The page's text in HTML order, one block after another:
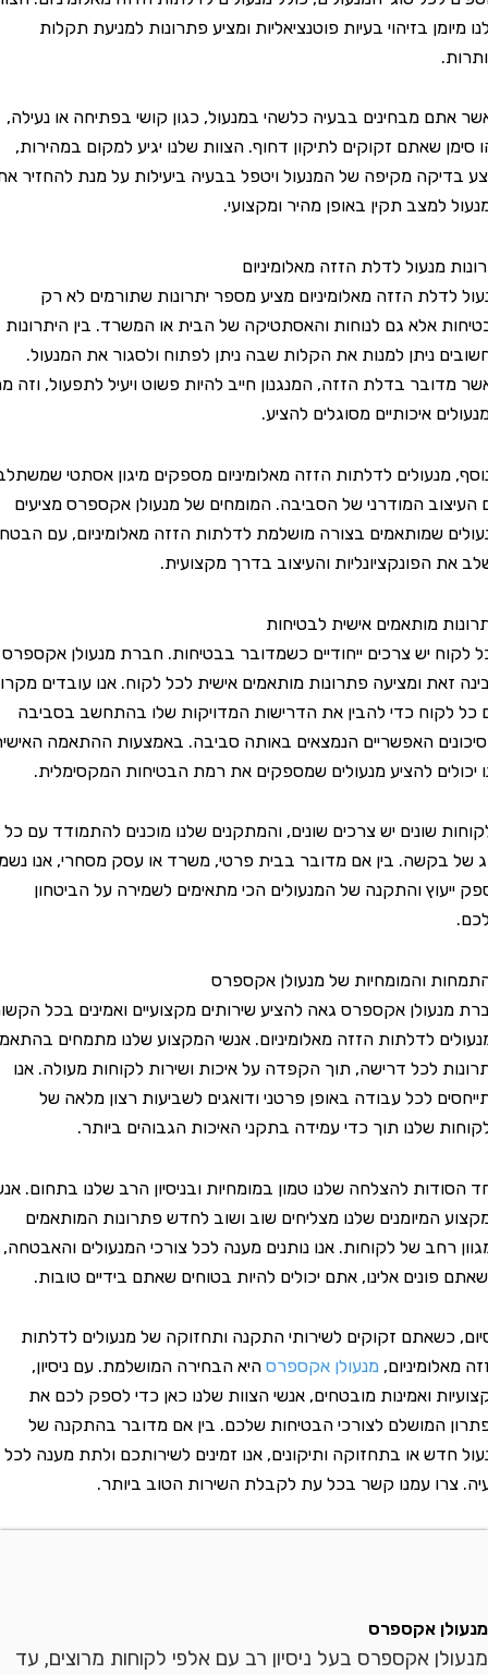
בזיהוי בעיות פוטנציאליות ומציע פתרונות למניעת תקלות
מבחינים בבעיה כלשהי במנעול, כגון קושי בפתיחה או נעילה,
שאתם זקוקים לתיקון דחוף. הצוות שלנו יגיע למקום במהירות,
מקיפה של המנעול ויטפל בבעיה ביעילות על מנת להחזיר את
תקין באופן מהיר ומקצועי.
מנעול לדלת הזזה מאלומיניום
הזזה מאלומיניום מציע מספר יתרונות שתורמים לא רק
אלא גם לנוחות והאסתטיקה של הבית או המשרד. בין היתרונות
ניתן למנות את הקלות שבה ניתן לפתוח ולסגור את המנעול.
בדלת הזזה, המנגנון חייב להיות פשוט ויעיל לתפעול, וזה מה
איכותיים מסוגלים להציע.
לדלתות הזזה מאלומיניום מספקים מיגון אסתטי שמשתלב
המודרני של הסביבה. המומחים של מנעולן אקספרס מציעים
שמותאמים בצורה מושלמת לדלתות הזזה מאלומיניום, עם הבטחה
הפונקציונליות והעיצוב בדרך מקצועית.
מותאמים אישית לבטיחות
יש צרכים ייחודיים כשמדובר בבטיחות. חברת מנעולן אקספרס
ומציעה פתרונות מותאמים אישית לכל לקוח. אנו עובדים מקרוב
כדי להבין את הדרישות המדויקות שלו בהתחשב בסביבה
האפשריים הנמצאים באותה סביבה. באמצעות ההתאמה האישית,
להציע מנעולים שמספקים את רמת הבטיחות המקסימלית.
שונים יש צרכים שונים, והמתקנים שלנו מוכנים להתמודד עם כל
בין אם מדובר בבית פרטי, משרד או עסק מסחרי, אנו נשמח
והתקנה של המנעולים הכי מתאימים לשמירה על הביטחון
והמומחיות של מנעולן אקספרס
אקספרס גאה להציע שירותים מקצועיים ואמינים בכל הקשור
לדלתות הזזה מאלומיניום. אנשי המקצוע שלנו מתמחים בהתאמת
לכל דרישה, תוך הקפדה על איכות ושירות לקוחות מעולה. אנו
לכל עבודה באופן פרטני ודואגים לשביעות רצון מלאה של
שלנו תוך כדי עמידה בתקני האיכות הגבוהים ביותר.
להצלחה שלנו טמון במומחיות ובניסיון הרב שלנו בתחום. אנשי
שלנו מצליחים שוב ושוב לחדש פתרונות המותאמים
של לקוחות. אנו נותנים מענה לכל צורכי המנעולים והאבטחה,
אלינו, אתם יכולים להיות בטוחים שאתם בידיים טובות.
זקוקים לשירותי התקנה ותחזוקה של מנעולים לדלתות
מנעולן אקספרסהיא הבחירה המושלמת. עם ניסיון,
ואמינות מובטחים, אנשי הצוות שלנו כאן כדי לספק לכם את
המושלם לצורכי הבטיחות שלכם. בין אם מדובר בהתקנה של
או בתחזוקה ותיקונים, אנו זמינים לשירותכם ולתת מענה לכל
עמנו קשר בכל עת לקבלת השירות הטוב ביותר.
אקספרס
אקספרס בעל ניסיון רב עם אלפי לקוחות מרוצים, עד